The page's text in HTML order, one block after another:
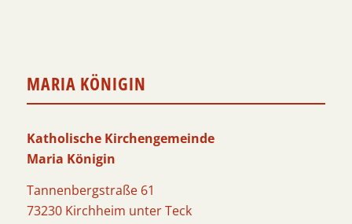
MARIA KÖNIGIN
Katholische Kirchengemeinde
Maria Königin
Tannenbergstraße 61
73230 Kirchheim unter Teck